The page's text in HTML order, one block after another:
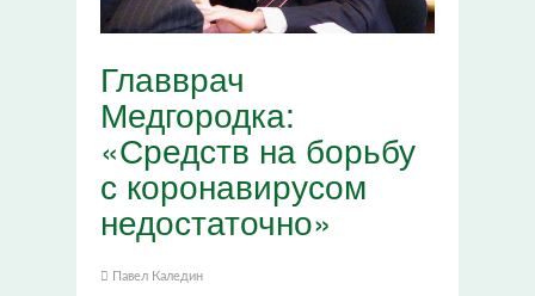
Главврач
Медгородка:
«Средств на борьбу
с коронавирусом
недостаточно»
Павел Каледин